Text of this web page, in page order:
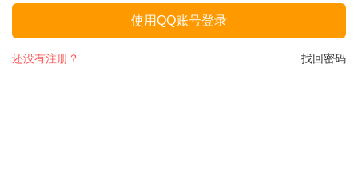
使用QQ账号登录
找回密码
还没有注册？